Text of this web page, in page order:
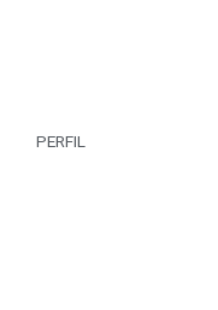
PERFIL